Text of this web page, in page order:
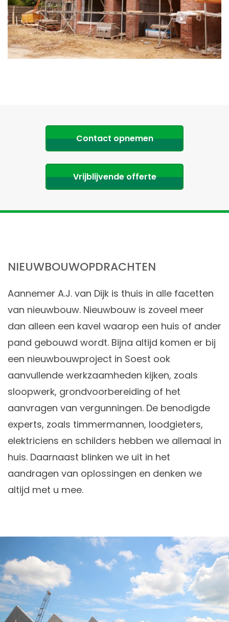
Contact opnemen
Vrijblijvende offerte
NIEUWBOUWOPDRACHTEN
Aannemer A.J. van Dijk is thuis in alle facetten
van nieuwbouw. Nieuwbouw is zoveel meer
dan alleen een kavel waarop een huis of ander
pand gebouwd wordt. Bijna altijd komen er bij
een nieuwbouwproject in Soest ook
aanvullende werkzaamheden kijken, zoals
sloopwerk, grondvoorbereiding of het
aanvragen van vergunningen. De benodigde
experts, zoals timmermannen, loodgieters,
elektriciens en schilders hebben we allemaal in
huis. Daarnaast blinken we uit in het
aandragen van oplossingen en denken we
altijd met u mee.